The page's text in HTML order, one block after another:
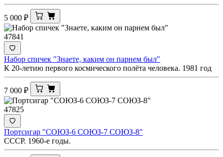
5 000 ₽
47841
Набор спичек "Знаете, каким он парнем был"
К 20-летию первого космического полёта человека. 1981 год
7 000 ₽
47825
Портсигар "СОЮЗ-6 СОЮЗ-7 СОЮЗ-8"
СССР. 1960-е годы.